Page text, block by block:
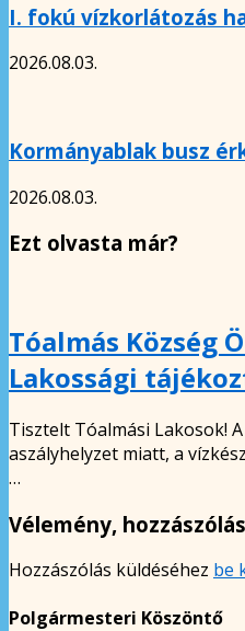
I. fokú vízkorlátozás
2026.08.03.
Kormányablak busz
2026.08.03.
Ezt olvasta már?
Tóalmás Község
Lakossági
Tisztelt Tóalmási Lakosok!
aszályhelyzet miatt, a
…
Vélemény,
Hozzászólás küldéséhez be
Polgármesteri Köszöntő